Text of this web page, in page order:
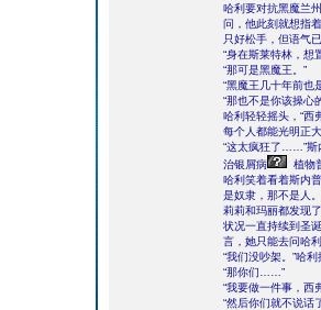
哈利要对抗黑魔兰
问，他此刻就想指
只好松手，但语气
“身在斯莱特林，想
“那可是黑魔王。”
“黑魔王几十年前也
“那也不是你该操心
哈利轻轻摇头，“西
每个人都能光明正
“这太疯狂了……”斯
治银屑病
植物
哈利笑着看着斯内
是奴隶，那不是人。
莉莉和玛丽都发现
状况一直持续到圣
言，她只能去问哈
“我们没吵架。”哈
“那你们……”
“我要做一件事，西
“然后你们就不说话